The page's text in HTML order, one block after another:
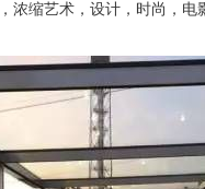
缩艺术，设计，时尚，电